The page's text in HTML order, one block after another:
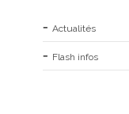
Actualités
Flash infos